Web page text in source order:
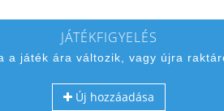
JÁTÉKFIGYELÉS
a játék ára változik, vagy újra
Új hozzáadása